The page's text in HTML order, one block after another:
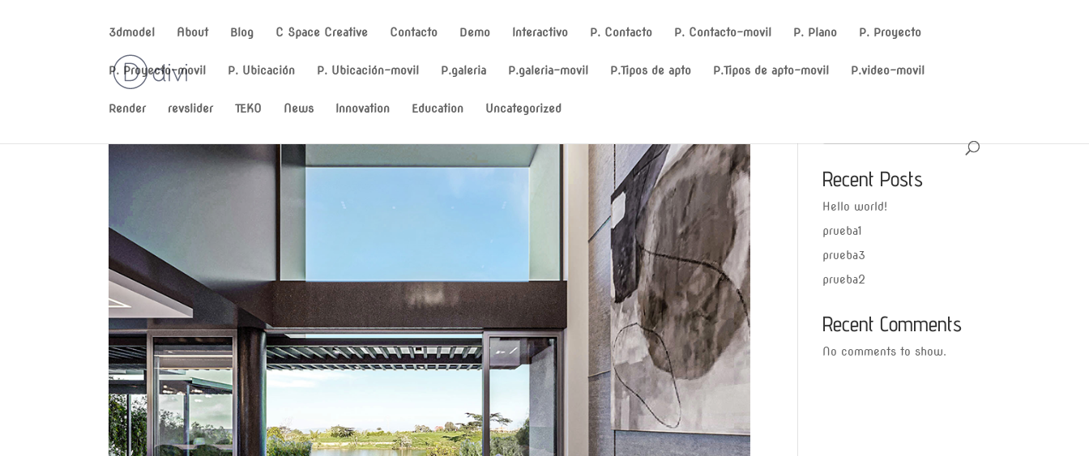
3dmodel About Blog C Space Creative Contacto Demo Interactivo P. Contacto P. Contacto-movil P. Plano P. Proyecto
P. Proyecto-movil P. Ubicación P. Ubicación-movil P.galeria P.galeria-movil P.Tipos de apto P.Tipos de apto-movil P.video-movil
Render revslider TEKO News Innovation Education Uncategorized
Recent Posts
Hello world!
prueba1
prueba3
prueba2
Recent Comments
No comments to show.